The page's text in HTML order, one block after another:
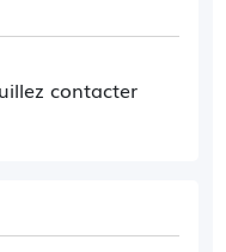
contacter